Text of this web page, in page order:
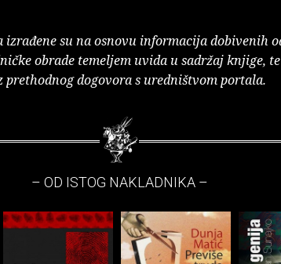
su na osnovu informacija dobivenih
obrade temeljem uvida u sadržaj knjige,
prethodnog dogovora s uredništvom portala.
– OD ISTOG NAKLADNIKA –